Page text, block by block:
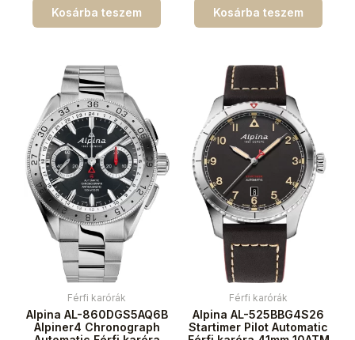
Kosárba teszem Kosárba teszem
Férfi karórák
Alpina AL-860DGS5AQ6B
Alpiner4 Chronograph
Férfi karórák
Alpina AL-525BBG4S26
Startimer Pilot Automatic